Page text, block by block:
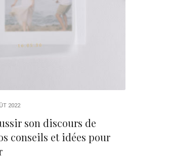
2022
son discours de
conseils et idées pour